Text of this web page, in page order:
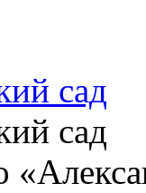
сад
сад